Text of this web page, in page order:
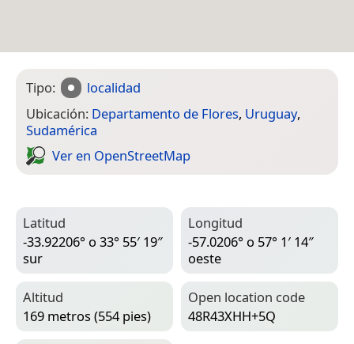
Tipo:
localidad
Ubicación: Departamento de Flores, Uruguay,
Sudamérica
Ver en Open­Street­Map
Latitud
-33.92206° o 33° 55′ 19″
sur
Longitud
-57.0206° o 57° 1′ 14″
oeste
Altitud
169 metros (554 pies)
Open location code
48R43XHH+5Q